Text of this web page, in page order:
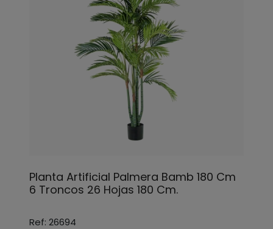
Planta Artificial Palmera Bamb 180 Cm
6 Troncos 26 Hojas 180 Cm.
Ref: 26694